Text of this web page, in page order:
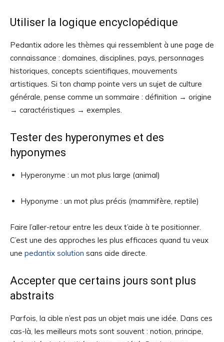
Utiliser la logique encyclopédique
Pedantix adore les thèmes qui ressemblent à une page de
connaissance : domaines, disciplines, pays, personnages
historiques, concepts scientifiques, mouvements
artistiques. Si ton champ pointe vers un sujet de culture
générale, pense comme un sommaire : définition → origine
→ caractéristiques → exemples.
Tester des hyperonymes et des
hyponymes
Hyperonyme : un mot plus large (animal)
Hyponyme : un mot plus précis (mammifère, reptile)
Faire l’aller-retour entre les deux t’aide à te positionner.
C’est une des approches les plus efficaces quand tu veux
une pedantix solution sans aide directe.
Accepter que certains jours sont plus
abstraits
Parfois, la cible n’est pas un objet mais une idée. Dans ces
cas-là, les meilleurs mots sont souvent : notion, principe,